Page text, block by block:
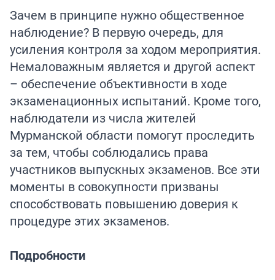
Зачем в принципе нужно общественное
наблюдение? В первую очередь, для
усиления контроля за ходом мероприятия.
Немаловажным является и другой аспект
– обеспечение объективности в ходе
экзаменационных испытаний. Кроме того,
наблюдатели из числа жителей
Мурманской области помогут проследить
за тем, чтобы соблюдались права
участников выпускных экзаменов. Все эти
моменты в совокупности призваны
способствовать повышению доверия к
процедуре этих экзаменов.
Подробности